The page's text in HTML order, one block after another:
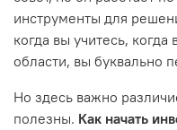
инструменты для
когда вы учитесь,
области, вы буквально
Но здесь важно
полезны. Как начать